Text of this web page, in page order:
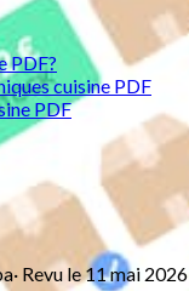
PDF?
cuisine PDF
PDF
· Revu le11 mai 2026